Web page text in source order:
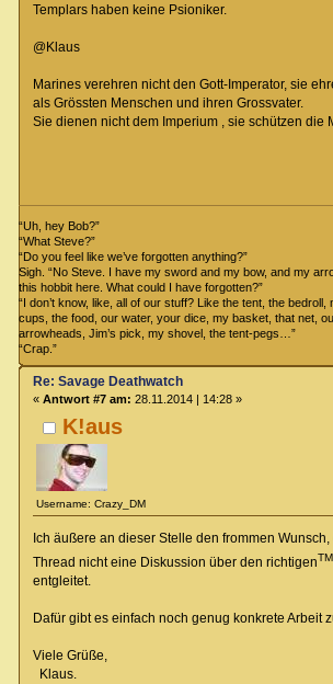
Templars haben keine Psioniker.
@Klaus
Marines verehren nicht den Gott-Imperator, sie
als Grössten Menschen und ihren Grossvater.
Sie dienen nicht dem Imperium , sie schützen die
“Uh, hey Bob?”
“What Steve?”
“Do you feel like we’ve forgotten anything?”
Sigh. “No Steve. I have my sword and my bow, and my
this hobbit here. What could I have forgotten?”
“I don’t know, like, all of our stuff? Like the tent, the
cups, the food, our water, your dice, my basket, that net,
arrowheads, Jim’s pick, my shovel, the tent-pegs…”
“Crap.”
K!aus
Username: Crazy_DM
Re: Savage Deathwatch
« Antwort #7 am: 28.11.2014 | 14:28 »
Ich äußere an dieser Stelle den frommen
Thread nicht eine Diskussion über den richtigenTM
entgleitet.
Dafür gibt es einfach noch genug konkrete Arbeit
Viele Grüße,
Klaus.